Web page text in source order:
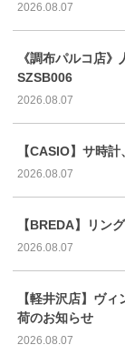
2026.08.07
《調布パルコ店
SZSB006
2026.08.07
【CASIO】サ時
2026.08.07
【BREDA】リン
2026.08.07
【軽井沢店】ヴ
荷のお知らせ
2026.08.07